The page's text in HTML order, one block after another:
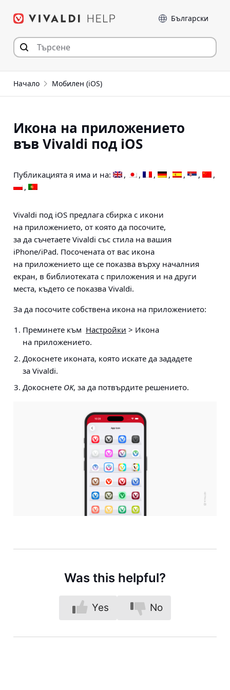
към съдържанието
Език
Начало Мобилен (iOS)
Икона на приложението
във Vivaldi под iOS
Публикацията я има и на:
Vivaldi под iOS предлага сбирка с икони
на приложението, от която да посочите,
за да съчетаете Vivaldi със стила на вашия
iPhone/iPad. Посочената от вас икона
на приложението ще се показва върху началния
екран, в библиотеката с приложения и на други
места, където се показва Vivaldi.
За да посочите собствена икона на приложението:
Преминете към Настройки > Икона
на приложението.
Докоснете иконата, която искате да зададете
за Vivaldi.
Докоснете OK, за да потвърдите решението.
Was this helpful?
Yes No